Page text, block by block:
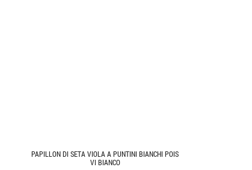
PAPILLON DI SETA VIOLA A PUNTINI BIANCHI POIS
VI BIANCO